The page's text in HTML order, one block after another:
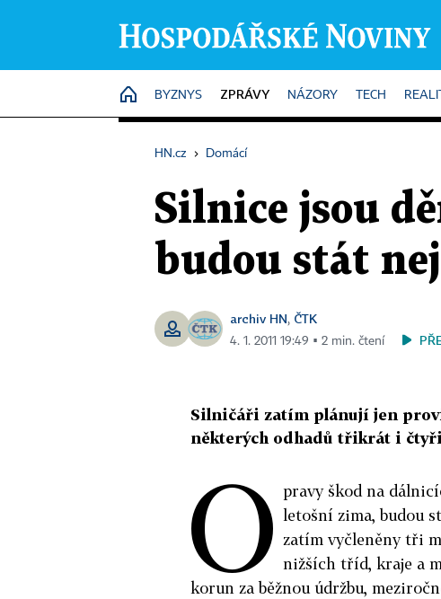
HOME
BYZNYS ZPRÁVY NÁZORY TECH
HN.cz › Domácí
Silnice jsou
budou stát
archiv HN, ČTK
4. 1. 2011 19:49 ▪ 2 min. čtení
Silničáři zatím plánují jen
některých odhadů třikrát i
O pravy škod na
letošní zima, budou
zatím vyčleněny tři
nižších tříd, kraje a
korun za běžnou údržbu,